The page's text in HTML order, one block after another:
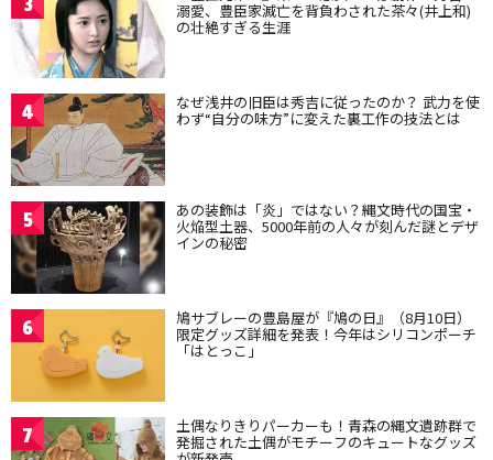
溺愛、豊臣家滅亡を背負わされた茶々(井上和)
の壮絶すぎる生涯
4 なぜ浅井の旧臣は秀吉に従ったのか？ 武力を使
わず“自分の味方”に変えた裏工作の技法とは
5 あの装飾は「炎」ではない？縄文時代の国宝・
火焔型土器、5000年前の人々が刻んだ謎とデザ
インの秘密
6 鳩サブレーの豊島屋が『鳩の日』（8月10日）
限定グッズ詳細を発表！今年はシリコンポーチ
「はとっこ」
7 土偶なりきりパーカーも！青森の縄文遺跡群で
発掘された土偶がモチーフのキュートなグッズ